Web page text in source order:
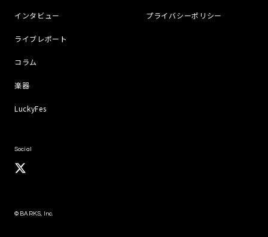
インタビュー
ライブレポート
コラム
楽器
LuckyFes
プライバシーポリシー
Social
© BARKS, Inc.